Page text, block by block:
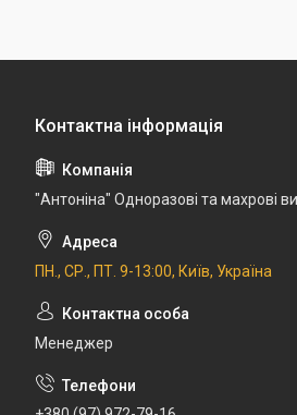
"Антоніна" Одноразові та махрові
ПН., СР., ПТ. 9-13:00, Київ, Україна
Менеджер